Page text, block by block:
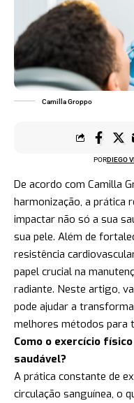
Camilla Groppo
PORDIEGO
De acordo com Camilla
harmonização, a prática
impactar não só a sua
sua pele. Além de
resistência
papel crucial na
radiante. Neste artigo,
pode ajudar a
melhores métodos para
Como o exercício
saudável?
A prática constante de
circulação sanguínea, o